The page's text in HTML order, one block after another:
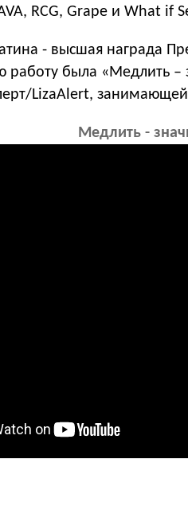
RCG, Grape и What if
- высшая награда
работу была «Медлить –
LizaAlert,
Медлить -